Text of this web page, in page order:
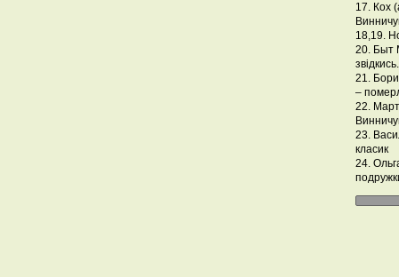
17. Кох
18,19.
20. Быт
звідкись.
21.
–
22.
23.
класик
24.